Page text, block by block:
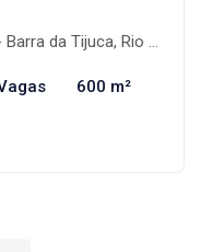
Rio de Janeiro-RJ
600 m²